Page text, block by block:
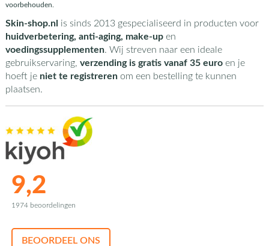
voorbehouden.
Skin-shop.nl is sinds 2013 gespecialiseerd in producten voor
huidverbetering, anti-aging, make-upen
voedingssupplementen. Wij streven naar een ideale
gebruikservaring, verzending is gratis vanaf 35 euroen je
hoeft je niet te registrerenom een bestelling te kunnen
plaatsen.
9,2
1974 beoordelingen
BEOORDEEL ONS